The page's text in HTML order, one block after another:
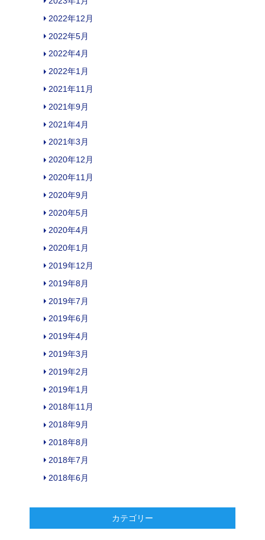
2022年12月
2022年5月
2022年4月
2022年1月
2021年11月
2021年9月
2021年4月
2021年3月
2020年12月
2020年11月
2020年9月
2020年5月
2020年4月
2020年1月
2019年12月
2019年8月
2019年7月
2019年6月
2019年4月
2019年3月
2019年2月
2019年1月
2018年11月
2018年9月
2018年8月
2018年7月
2018年6月
カテゴリー